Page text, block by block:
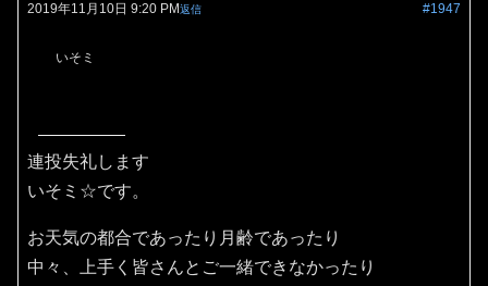
2019年11月10日 9:20 PM #1947
返信
いそミ
連投失礼します
いそミ☆です。
お天気の都合であったり月齢であったり
中々、上手く皆さんとご一緒できなかったり